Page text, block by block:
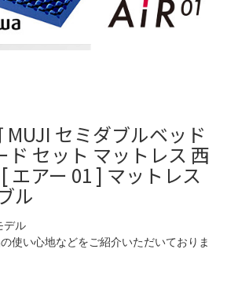
MUJI セミダブルベッド
ド セット マットレス 西
エアー 01 ] マットレス
ル
デル
使い心地などをご紹介いただいておりま